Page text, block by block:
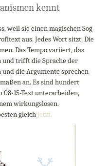
kennt
weil sie einen magischen Sog
aus. Jedes Wort sitzt. Die
Das Tempo variiert, das
und trifft die Sprache der
die Argumente sprechen
an. Es sind hundert
15-Text unterscheiden,
wirkungslosen.
gleich jetzt.